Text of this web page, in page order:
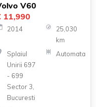
V60
11,990
2014
25,030
km
Splaiul
Unirii 697
- 699
Sector 3,
Bucuresti
Automata